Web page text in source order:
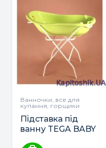
Ванночки, все для
купання, горщики
Підставка під
ванну TEGA BABY